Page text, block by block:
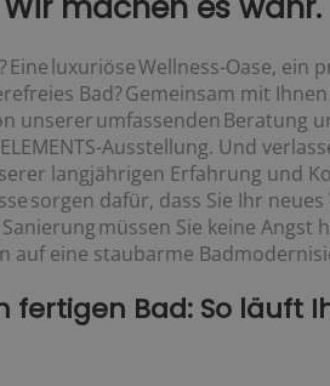
luxuriöse Wellness-Oase, ein
Bad? Gemeinsam mit
unserer umfassenden Beratung
Ausstellung. Und
langjährigen Erfahrung und
sorgen dafür, dass Sie Ihr
müssen Sie keine Angst
auf eine staubarme
fertigen Bad: So läuft